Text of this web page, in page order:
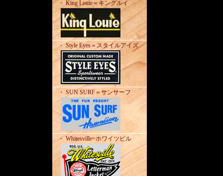
・ King Louie＝キングルイ
・ Style Eyes＝スタイルアイズ
・ SUN SURF＝サンサーフ
・ Whitesville=ホワイツビル